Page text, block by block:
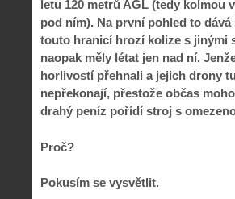
letu 120 metrů AGL (tedy kolmou
pod ním). Na první pohled to
touto hranicí hrozí kolize s jinými
naopak měly létat jen nad ní.
horlivostí přehnali a jejich drony
nepřekonají, přestože občas
drahý peníz pořídí stroj s
Proč?
Pokusím se vysvětlit.